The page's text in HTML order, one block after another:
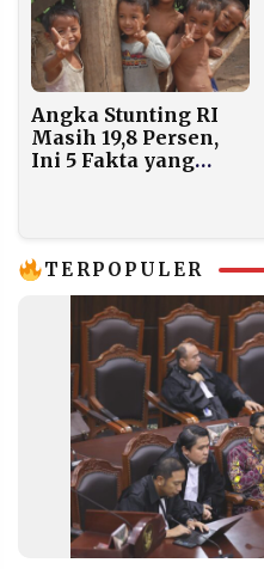
Angka Stunting RI
Masih 19,8 Persen,
Ini 5 Fakta yang
TERPOPULER